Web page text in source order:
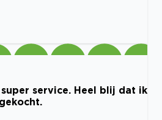
service. Heel blij dat ik